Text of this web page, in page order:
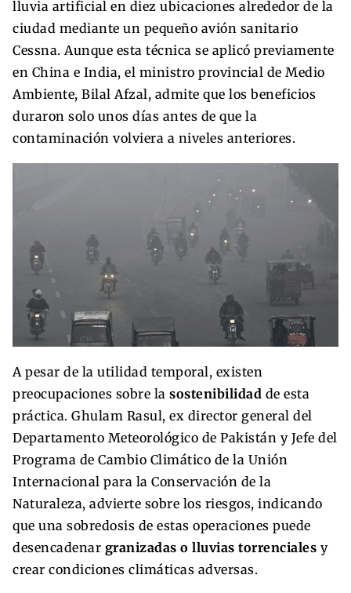
lluvia artificial en diez ubicaciones alrededor de la
ciudad mediante un pequeño avión sanitario
Cessna. Aunque esta técnica se aplicó previamente
en China e India, el ministro provincial de Medio
Ambiente, Bilal Afzal, admite que los beneficios
duraron solo unos días antes de que la
contaminación volviera a niveles anteriores.
A pesar de la utilidad temporal, existen
preocupaciones sobre la sostenibilidad de esta
práctica. Ghulam Rasul, ex director general del
Departamento Meteorológico de Pakistán y Jefe del
Programa de Cambio Climático de la Unión
Internacional para la Conservación de la
Naturaleza, advierte sobre los riesgos, indicando
que una sobredosis de estas operaciones puede
desencadenar granizadas o lluvias torrenciales y
crear condiciones climáticas adversas.